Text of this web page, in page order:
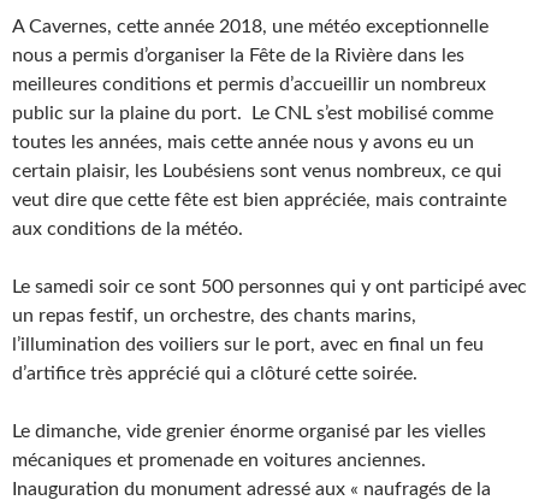
A Cavernes, cette année 2018, une météo exceptionnelle
nous a permis d’organiser la Fête de la Rivière dans les
meilleures conditions et permis d’accueillir un nombreux
public sur la plaine du port. Le CNL s’est mobilisé comme
toutes les années, mais cette année nous y avons eu un
certain plaisir, les Loubésiens sont venus nombreux, ce qui
veut dire que cette fête est bien appréciée, mais contrainte
aux conditions de la météo.
Le samedi soir ce sont 500 personnes qui y ont participé avec
un repas festif, un orchestre, des chants marins,
l’illumination des voiliers sur le port, avec en final un feu
d’artifice très apprécié qui a clôturé cette soirée.
Le dimanche, vide grenier énorme organisé par les vielles
mécaniques et promenade en voitures anciennes.
Inauguration du monument adressé aux « naufragés de la